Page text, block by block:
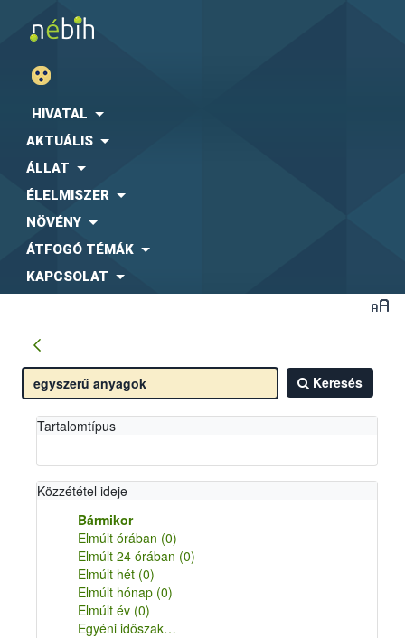
HIVATAL
AKTUÁLIS
ÁLLAT
ÉLELMISZER
NÖVÉNY
ÁTFOGÓ TÉMÁK
KAPCSOLAT
Keresés
Tartalomtípus
Közzététel ideje
Bármikor
Elmúlt órában (0)
Elmúlt 24 órában (0)
Elmúlt hét (0)
Elmúlt hónap (0)
Elmúlt év (0)
Egyéni időszak…